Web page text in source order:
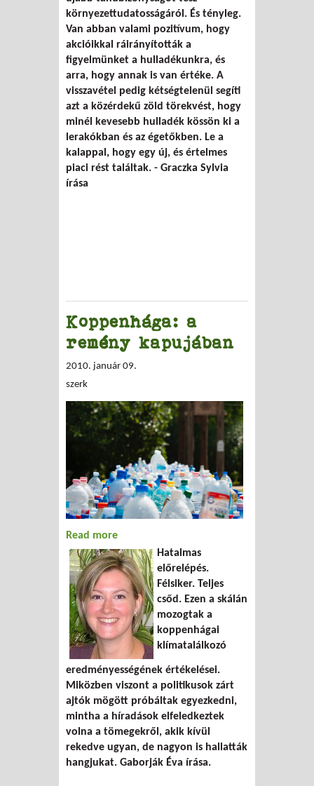
környezettudatosságáról. És tényleg.
Van abban valami pozitívum, hogy
akcióikkal ráirányították a
figyelmünket a hulladékunkra, és
arra, hogy annak is van értéke. A
visszavétel pedig kétségtelenül segíti
azt a közérdekű zöld törekvést, hogy
minél kevesebb hulladék kössön ki a
lerakókban és az égetőkben. Le a
kalappal, hogy egy új, és értelmes
piaci rést találtak. - Graczka Sylvia
írása
Koppenhága: a
remény kapujában
2010. január 09.
szerk
Read more
Hatalmas
előrelépés.
Félsiker. Teljes
csőd. Ezen a skálán
mozogtak a
koppenhágai
klímatalálkozó
eredményességének értékelései.
Miközben viszont a politikusok zárt
ajtók mögött próbáltak egyezkedni,
mintha a híradások elfeledkeztek
volna a tömegekről, akik kívül
rekedve ugyan, de nagyon is hallatták
hangjukat. Gaborják Éva írása.